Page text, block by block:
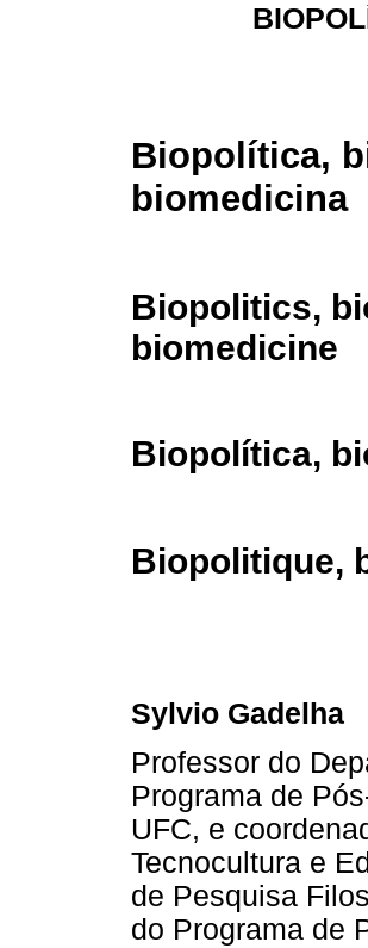
Biopolítica,
biomedicina
Biopolitics,
biomedicine
Biopolítica,
Biopolitique,
Sylvio Gadelha
Professor do
Programa de
UFC, e
Tecnocultura e
de Pesquisa
do Programa de